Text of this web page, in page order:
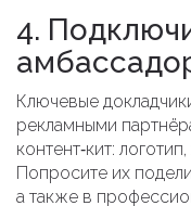
4.
Ключевые
рекламными
контент‑кит:
Попросите их
а также в